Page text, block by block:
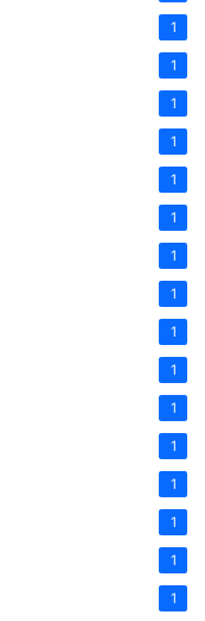
1
1
1
1
1
1
1
1
1
1
1
1
1
1
1
1